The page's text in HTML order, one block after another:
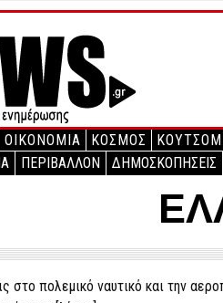
ΟΙΚΟΝΟΜΙΑ ΚΟΣΜΟΣ
ΠΕΡΙΒΑΛΛΟΝ ΔΗΜΟΣΚΟΠΗΣΕΙΣ